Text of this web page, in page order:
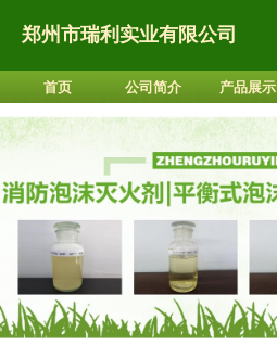
郑州市瑞利实业有限公司
首页 公司简介 产品展示